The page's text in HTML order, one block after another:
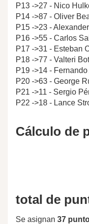
P13 ->27 - Nico
P14 ->87 - Oliver
P15 ->23 -
P16 ->55 - Carlos
P17 ->31 - Esteban
P18 ->77 - Valteri
P19 ->14 -
P20 ->63 - George
P21 ->11 - Sergio
P22 ->18 - Lance
Cálculo de
total de
Se asignan 37